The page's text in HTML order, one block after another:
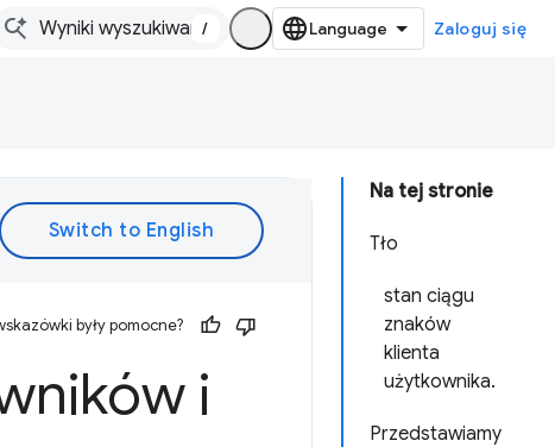
/ Zaloguj się
Na tej stronie
Tło
stan ciągu
znaków
klienta
użytkownika.
Przedstawiamy
były pomocne?
i